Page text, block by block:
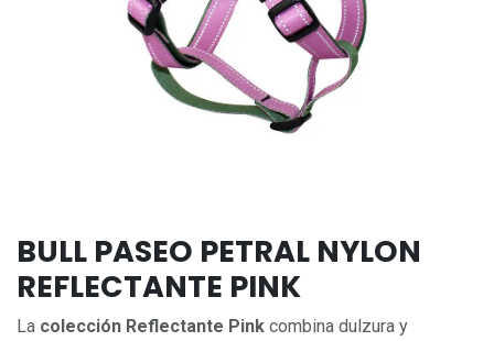
BULL PASEO PETRAL NYLON
REFLECTANTE PINK
La colección Reflectante Pink combina dulzura y